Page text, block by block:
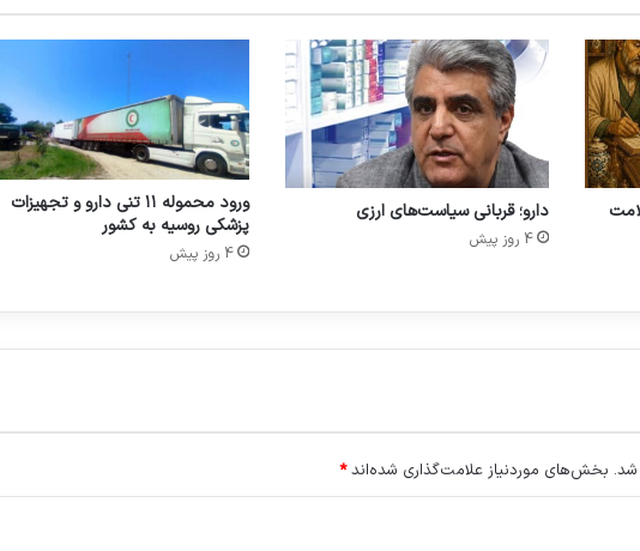
ی
ر
ب
ه
د
ا
ش
ت
/
ی
و
ی
ی
دارو؛ قربانی سیاست‌های ارزی
4 روز پیش
ورود محموله ۱۱ تنی دارو و تجهیزات
پزشکی روسیه به کشور
4 روز پیش
شد. بخش‌های موردنیاز علامت‌گذاری شده‌اند*